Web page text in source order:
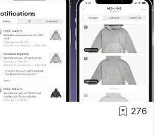
276